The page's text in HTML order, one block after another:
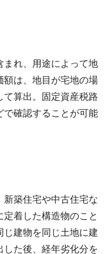
まれ、用途によって地
額は、地目が宅地の場
算出。固定資産税路
で確認することが可能
新築住宅や中古住宅な
着した構造物のこと
じ建物を同じ土地に建
した後、経年劣化分を